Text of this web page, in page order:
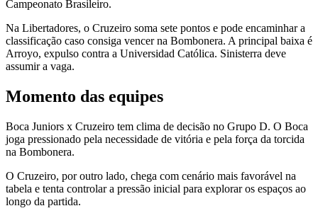
Campeonato Brasileiro.
Na Libertadores, o Cruzeiro soma sete pontos e pode encaminhar a
classificação caso consiga vencer na Bombonera. A principal baixa é
Arroyo, expulso contra a Universidad Católica. Sinisterra deve
assumir a vaga.
Momento das equipes
Boca Juniors x Cruzeiro tem clima de decisão no Grupo D. O Boca
joga pressionado pela necessidade de vitória e pela força da torcida
na Bombonera.
O Cruzeiro, por outro lado, chega com cenário mais favorável na
tabela e tenta controlar a pressão inicial para explorar os espaços ao
longo da partida.